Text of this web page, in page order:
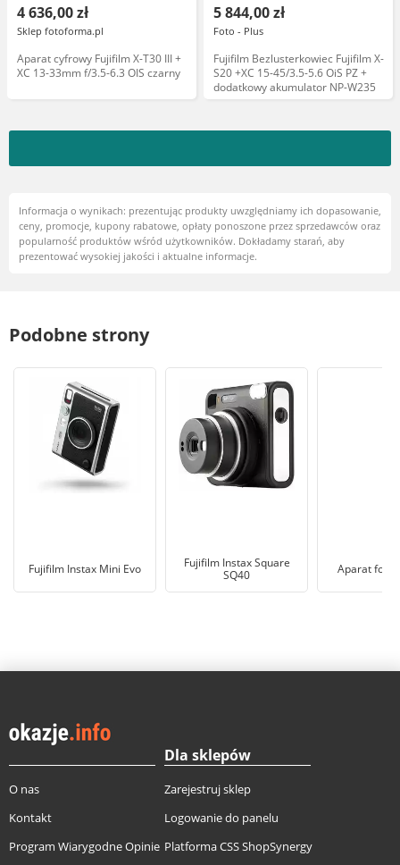
4 636,00 zł
Sklep fotoforma.pl
Aparat cyfrowy Fujifilm X-T30 III +
XC 13-33mm f/3.5-6.3 OIS czarny
5 844,00 zł
Foto - Plus
Fujifilm Bezlusterkowiec Fujifilm X-
S20 +XC 15-45/3.5-5.6 OiS PZ +
dodatkowy akumulator NP-W235
Informacja o wynikach: prezentując produkty uwzględniamy ich dopasowanie,
ceny, promocje, kupony rabatowe, opłaty ponoszone przez sprzedawców oraz
popularność produktów wśród użytkowników. Dokładamy starań, aby
prezentować wysokiej jakości i aktualne informacje.
Podobne strony
Fujifilm Instax Mini Evo
Fujifilm Instax Square
SQ40
Aparat
O nas
Kontakt
Program Wiarygodne Opinie
Dla sklepów
Zarejestruj sklep
Logowanie do panelu
Platforma CSS ShopSynergy